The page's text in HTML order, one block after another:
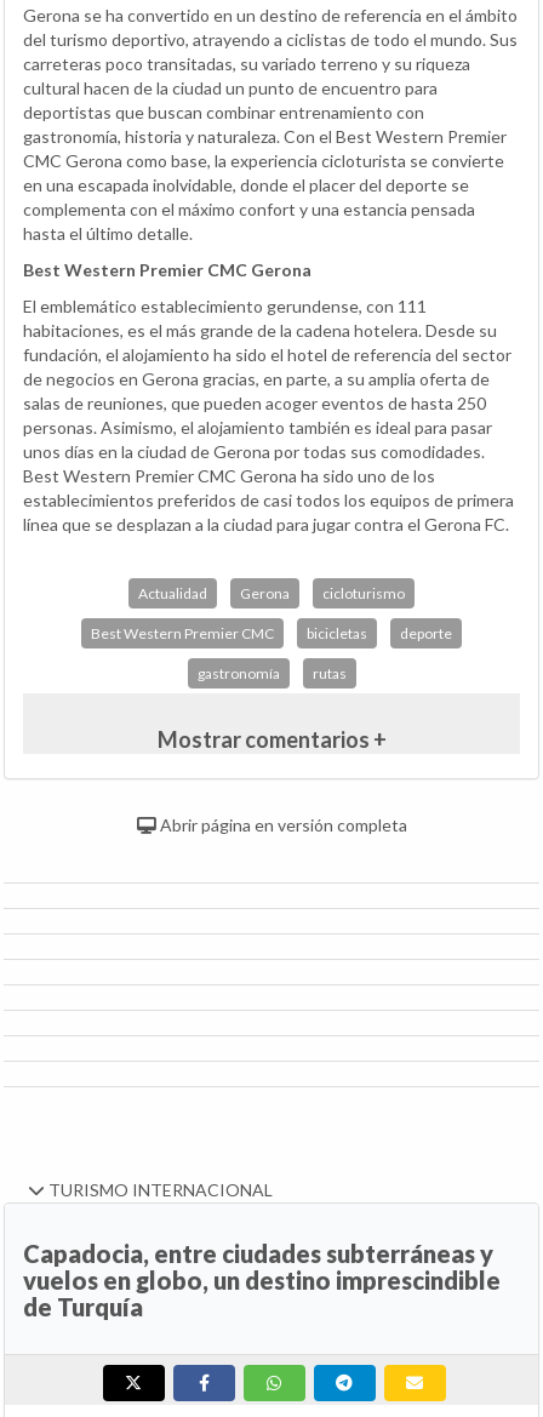
Gerona se ha convertido en un destino de referencia en el ámbito
del turismo deportivo, atrayendo a ciclistas de todo el mundo. Sus
carreteras poco transitadas, su variado terreno y su riqueza
cultural hacen de la ciudad un punto de encuentro para
deportistas que buscan combinar entrenamiento con
gastronomía, historia y naturaleza. Con el Best Western Premier
CMC Gerona como base, la experiencia cicloturista se convierte
en una escapada inolvidable, donde el placer del deporte se
complementa con el máximo confort y una estancia pensada
hasta el último detalle.
Best Western Premier CMC Gerona
El emblemático establecimiento gerundense, con 111
habitaciones, es el más grande de la cadena hotelera. Desde su
fundación, el alojamiento ha sido el hotel de referencia del sector
de negocios en Gerona gracias, en parte, a su amplia oferta de
salas de reuniones, que pueden acoger eventos de hasta 250
personas. Asimismo, el alojamiento también es ideal para pasar
unos días en la ciudad de Gerona por todas sus comodidades.
Best Western Premier CMC Gerona ha sido uno de los
establecimientos preferidos de casi todos los equipos de primera
línea que se desplazan a la ciudad para jugar contra el Gerona FC.
Actualidad Gerona cicloturismo
Best Western Premier CMC bicicletas deporte
gastronomía rutas
Mostrar comentarios +
Abrir página en versión completa
TURISMO INTERNACIONAL
Capadocia, entre ciudades subterráneas y
vuelos en globo, un destino imprescindible
de Turquía